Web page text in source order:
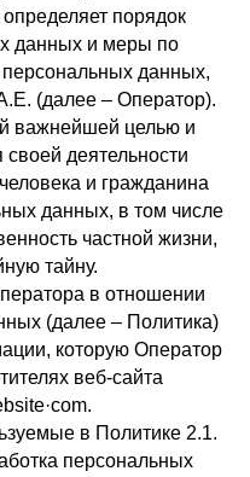
порядок
данных и меры по
данных,
(далее – Оператор).
важнейшей целью и
деятельности
и гражданина
данных, в том числе
частной жизни,
тайну.
в отношении
(далее – Политика)
которую Оператор
веб-сайта
в Политике 2.1.
персональных